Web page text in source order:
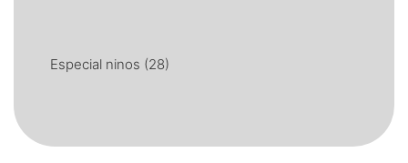
Especial ninos (28)